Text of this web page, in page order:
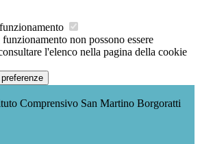
non possono essere
l'elenco nella pagina della cookie
Comprensivo San Martino Borgoratti